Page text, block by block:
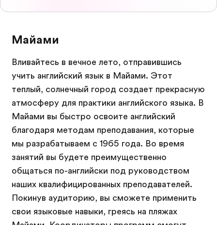
Майами
Вливайтесь в вечное лето, отправившись
учить английский язык в Майами. Этот
теплый, солнечный город создает прекрасную
атмосферу для практики английского языка. В
Майами вы быстро освоите английский
благодаря методам преподавания, которые
мы разрабатываем с 1965 года. Во время
занятий вы будете преимущественно
общаться по-английски под руководством
наших квалифицированных преподавателей.
Покинув аудиторию, вы сможете применить
свои языковые навыки, греясь на пляжах